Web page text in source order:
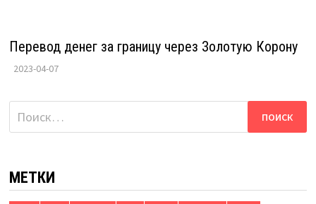
Перевод денег за границу через Золотую Корону
2023-04-07
Найти:
МЕТКИ